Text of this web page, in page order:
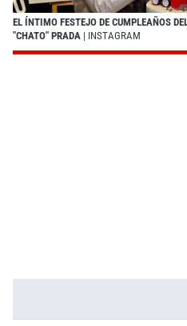
EL ÍNTIMO FESTEJO DE CUMPLEAÑOS
"CHATO" PRADA | INSTAGRAM